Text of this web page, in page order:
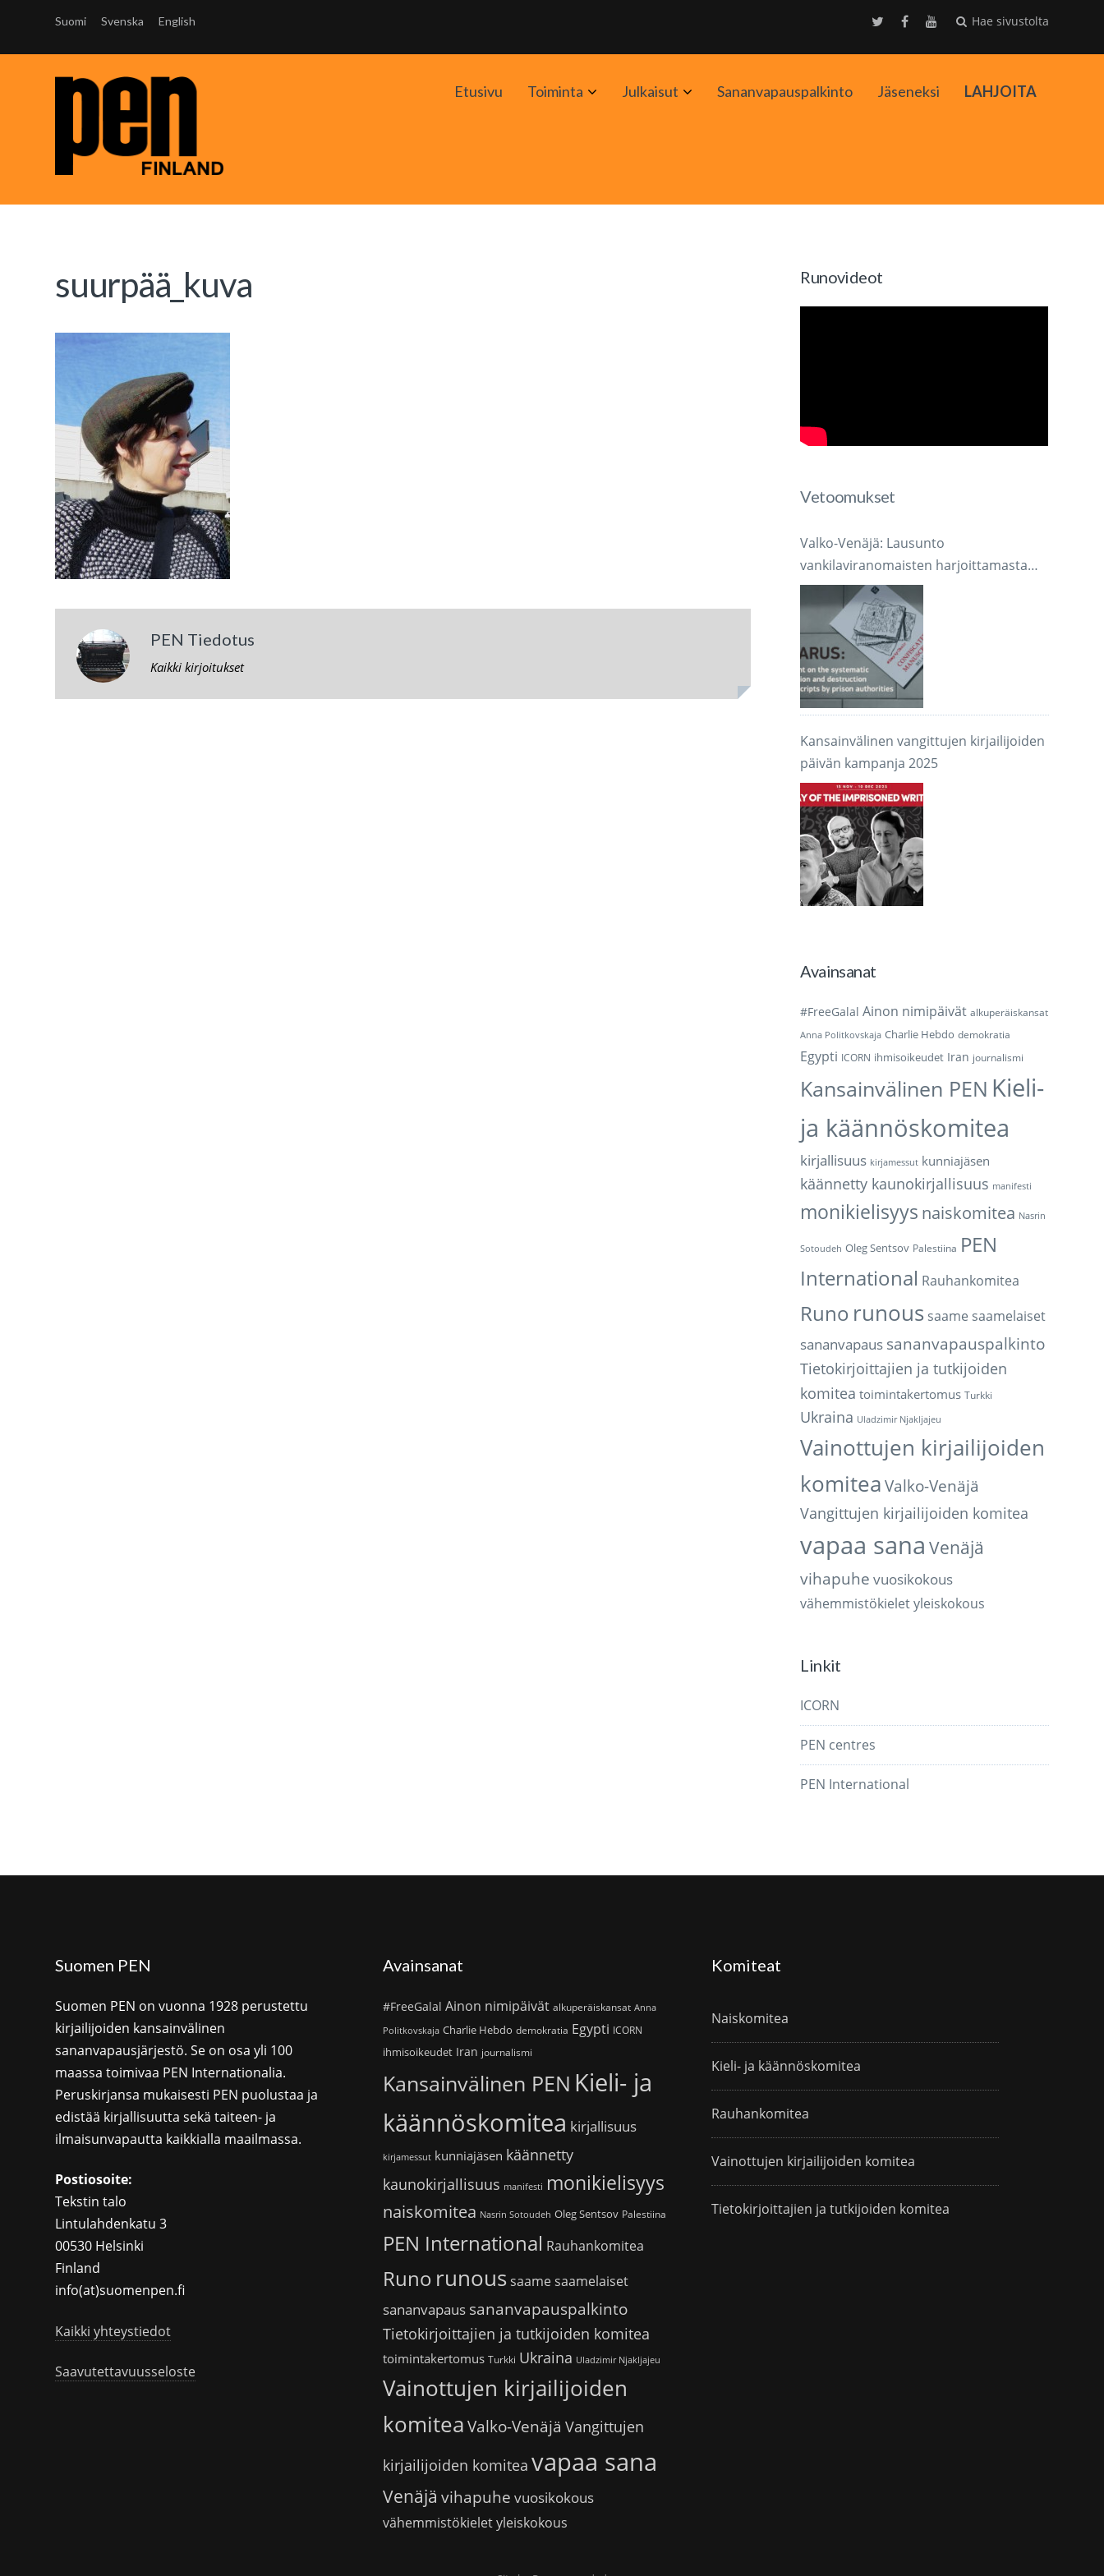
Suomi Svenska English Hae sivustolta
Etusivu Toiminta AvaaJulkaisut AvaaSananvapauspalkinto Jäseneksi LAHJOITA
suurpää_kuva
PEN Tiedotus
Kaikki kirjoitukset
Runovideot
Vetoomukset
Valko-Venäjä: Lausunto
vankilaviranomaisten harjoittamasta
järjestelmällisestä käsikirjoitusten
takavarikoinnista ja tuhoamisesta
Kansainvälinen vangittujen kirjailijoiden
päivän kampanja 2025
Avainsanat
#FreeGalal Ainon nimipäivät alkuperäiskansat
Anna Politkovskaja Charlie Hebdo demokratia
Egypti ICORN ihmisoikeudet Iran journalismi
Kansainvälinen PEN Kieli-
ja käännöskomitea
kirjallisuus kirjamessut kunniajäsen
käännetty kaunokirjallisuus manifesti
monikielisyys naiskomitea Nasrin
Sotoudeh Oleg Sentsov Palestiina PEN
International Rauhankomitea
Runo runous saame saamelaiset
sananvapaus sananvapauspalkinto
Tietokirjoittajien ja tutkijoiden
komitea toimintakertomus Turkki
Ukraina Uladzimir Njakljajeu
Vainottujen kirjailijoiden
komitea Valko-Venäjä
Vangittujen kirjailijoiden komitea
vapaa sana Venäjä
vihapuhe vuosikokous
vähemmistökieletyleiskokous
Linkit
ICORN
PEN centres
PEN International
Suomen PEN
Suomen PEN on vuonna 1928 perustettu
kirjailijoiden kansainvälinen
sananvapausjärjestö. Se on osa yli 100
maassa toimivaa PEN Internationalia.
Peruskirjansa mukaisesti PEN puolustaa ja
edistää kirjallisuutta sekä taiteen- ja
ilmaisunvapautta kaikkialla maailmassa.
Postiosoite:
Tekstin talo
Lintulahdenkatu 3
00530 Helsinki
Finland
info(at)suomenpen.fi
Kaikki yhteystiedot
Saavutettavuusseloste
Avainsanat
#FreeGalal Ainon nimipäivät alkuperäiskansat Anna
Politkovskaja Charlie Hebdo demokratia Egypti ICORN
ihmisoikeudet Iran journalismi
Kansainvälinen PEN Kieli- ja
käännöskomitea kirjallisuus
kirjamessut kunniajäsen käännetty
kaunokirjallisuus manifesti monikielisyys
naiskomitea Nasrin Sotoudeh Oleg Sentsov Palestiina
PEN International Rauhankomitea
Runo runoussaamesaamelaiset
sananvapaus sananvapauspalkinto
Tietokirjoittajien ja tutkijoiden komitea
toimintakertomus Turkki Ukraina Uladzimir Njakljajeu
Vainottujen kirjailijoiden
komitea Valko-Venäjä Vangittujen
kirjailijoiden komitea vapaa sana
Venäjä vihapuhe vuosikokous
vähemmistökieletyleiskokous
Komiteat
Naiskomitea
Kieli- ja käännöskomitea
Rauhankomitea
Vainottujen kirjailijoiden komitea
Tietokirjoittajien ja tutkijoiden komitea